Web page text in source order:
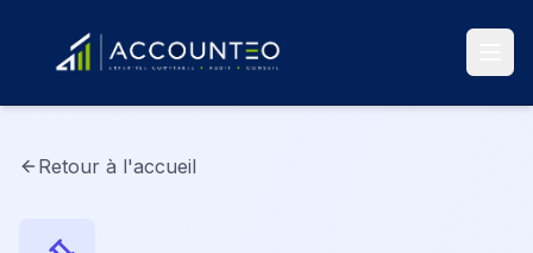
Retour à l'accueil